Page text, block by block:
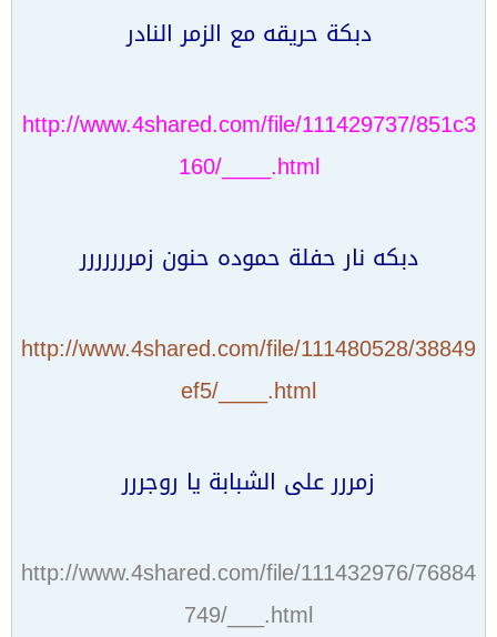
دبكة حريقه مع الزمر النادر
http://www.4shared.com/file/111429737/851c3
160/____.html
دبكه نار حفلة حموده حنون زمررررررر
http://www.4shared.com/file/111480528/38849
ef5/____.html
زمررر على الشبابة يا روجررر
http://www.4shared.com/file/111432976/76884
749/___.html